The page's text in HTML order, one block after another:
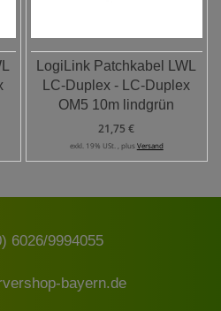
LogiLink Patchkabel LWL
LC-Duplex - LC-Duplex
OM5 10m lindgrün
21,75 €
exkl. 19% USt. , plus Versand
6026/9994055
bayern.de